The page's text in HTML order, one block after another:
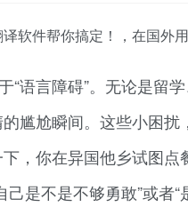
软件帮你搞定！，在国外
“语言障碍”。无论是留
尴尬瞬间。这些小困
，你在异国他乡试图
是不是不够勇敢”或者